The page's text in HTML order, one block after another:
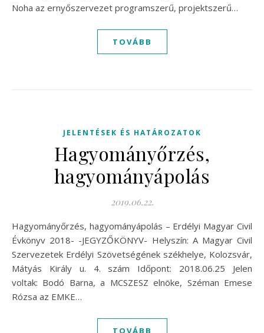
Noha az ernyőszervezet programszerű, projektszerű…
TOVÁBB
JELENTÉSEK ÉS HATÁROZATOK
Hagyományőrzés,
hagyományápolás
2019.06.22.
Hagyományőrzés, hagyományápolás – Erdélyi Magyar Civil
Évkönyv 2018- -JEGYZŐKÖNYV- Helyszín: A Magyar Civil
Szervezetek Erdélyi Szövetségének székhelye, Kolozsvár,
Mátyás Király u. 4. szám Időpont: 2018.06.25 Jelen
voltak: Bodó Barna, a MCSZESZ elnöke, Széman Emese
Rózsa az EMKE…
TOVÁBB